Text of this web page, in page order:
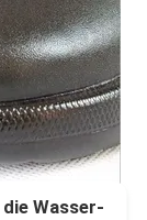
Wasser-